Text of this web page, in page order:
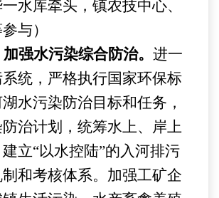
水库牵头， 镇农技中心、
与）
加强水污染综合防治。 进一
统，严格执行国家环保标
水污染防治目标和任务，
治计划，统筹水上、岸上
立“以水控陆”的入河排污
和考核体系。 加强工矿企